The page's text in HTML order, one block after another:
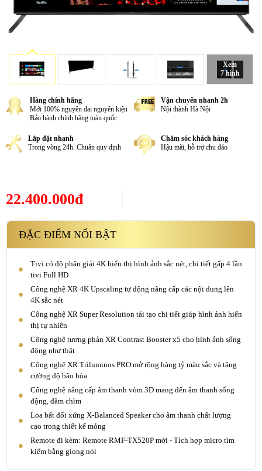
Xem
7 hình
Hàng chính hãng
Mới 100% nguyên đai nguyên kiện
Bảo hành chính hãng toàn quốc
Vận chuyển nhanh 2h
Nội thành Hà Nội
Lắp đặt nhanh
Trong vòng 24h. Chuẩn quy định
Chăm sóc khách hàng
Hậu mãi, hỗ trợ chu đáo
22.400.000đ
ĐẶC ĐIỂM NỔI BẬT
Tivi có độ phân giải 4K hiển thị hình ảnh sắc nét, chi tiết gấp 4 lần
tivi Full HD
Công nghệ XR 4K Upscaling tự động nâng cấp các nội dung lên
4K sắc nét
Công nghệ XR Super Resolution tái tạo chi tiết giúp hình ảnh hiển
thị tự nhiên
Công nghệ tương phản XR Contrast Booster x5 cho hình ảnh sống
động như thật
Công nghệ XR Triluminos PRO mở rộng hàng tỷ màu sắc và tăng
cường độ bão hòa
Công nghệ nâng cấp âm thanh vòm 3D mang đến âm thanh sống
động, đắm chìm
Loa bất đối xứng X-Balanced Speaker cho âm thanh chất lượng
cao trong thiết kế mỏng
Remote đi kèm: Remote RMF-TX520P mới - Tích hợp micro tìm
kiếm bằng giọng nói